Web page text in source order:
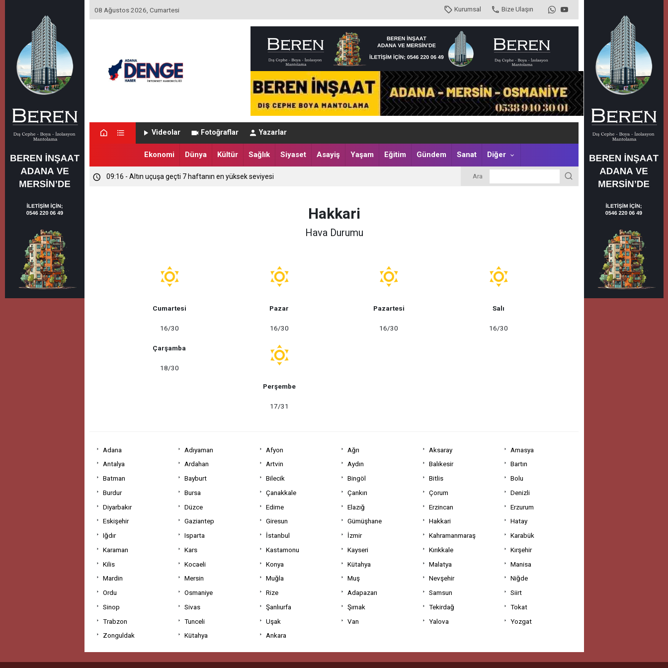
08 Ağustos 2026, Cumartesi Kurumsal Bize Ulaşın
Videolar Fotoğraflar Yazarlar
Ekonomi Dünya Kültür Sağlık Siyaset Asayiş Yaşam Eğitim Gündem Sanat Diğer
09:37 - Çikolata kutusunda 1,2 milyon dolarlık rüşvet
09:16 - Altın uçuşa geçti 7 haftanın en yüksek seviyesi Ara
Hakkari
Hava Durumu
Cumartesi
16/30
Pazar
16/30
Pazartesi
16/30
Salı
16/30
Çarşamba
18/30
Perşembe
17/31
Adana Adıyaman Afyon Ağrı Aksaray
Amasya
Antalya
Ardahan Artvin Aydın Balıkesir
Bartın
Batman
Bayburt Bilecik Bingöl Bitlis
Bolu
Burdur
Bursa Çanakkale Çankırı Çorum
Denizli
Diyarbakır
Düzce Edirne Elazığ Erzincan
Erzurum
Eskişehir
Gaziantep Giresun Gümüşhane Hakkari
Hatay
Iğdır
Isparta İstanbul İzmir Kahramanmaraş
Karabük
Karaman
Kars Kastamonu Kayseri Kırıkkale
Kırşehir
Kilis
Kocaeli Konya Kütahya Malatya
Manisa
Mardin
Mersin Muğla Muş Nevşehir
Niğde
Ordu
Osmaniye Rize Adapazarı Samsun
Siirt
Sinop
Sivas Şanlıurfa Şırnak Tekirdağ
Tokat
Trabzon
Tunceli Uşak Van Yalova
Yozgat
Zonguldak
Kütahya Ankara